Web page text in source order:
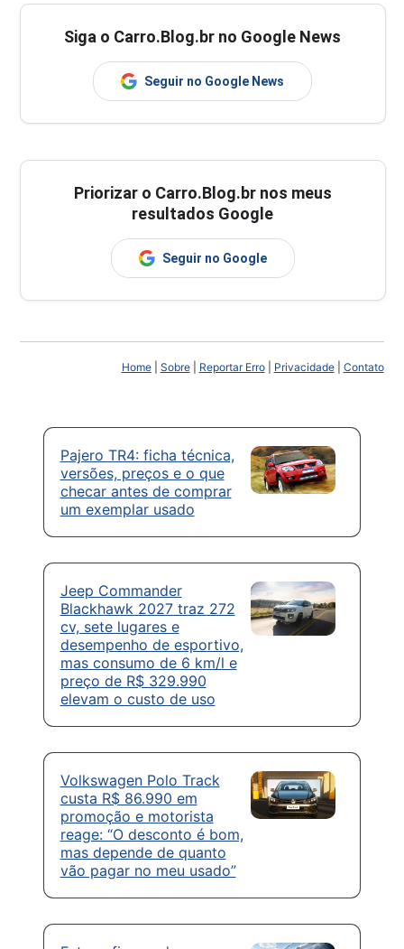
Siga o Carro.Blog.br no Google News
Seguir no Google News
Priorizar o Carro.Blog.br nos meus
resultados Google
Seguir no Google
Home| Sobre| Reportar Erro| Privacidade| Contato
Pajero TR4: ficha técnica,
versões, preços e o que
checar antes de comprar
um exemplar usado
Jeep Commander
Blackhawk 2027 traz 272
cv, sete lugares e
desempenho de esportivo,
mas consumo de 6 km/l e
preço de R$ 329.990
elevam o custo de uso
Volkswagen Polo Track
custa R$ 86.990 em
promoção e motorista
reage: “O desconto é bom,
mas depende de quanto
vão pagar no meu usado”